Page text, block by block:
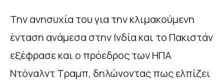
Την ανησυχία του για την κλιμακούμενη
ένταση ανάμεσα στην Ινδία και το Πακιστάν
εξέφρασε και ο πρόεδρος των ΗΠΑ
Ντόναλντ Τραμπ, δηλώνοντας πως ελπίζει